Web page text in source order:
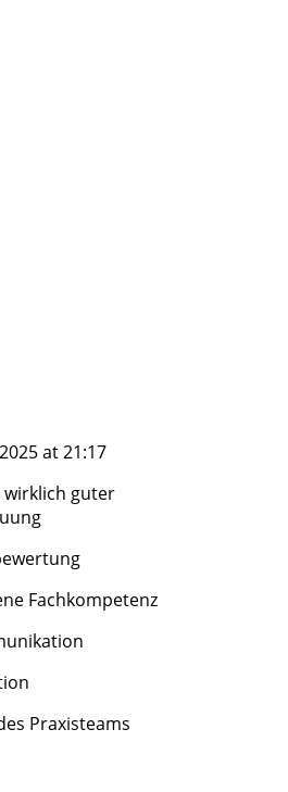
at 21:17
wirklich guter
Fachkompetenz
Praxisteams